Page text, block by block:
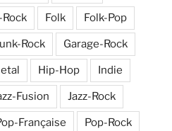
Folk Folk-Pop
Rock Garage-Rock
Hip-Hop Indie
Fusion Jazz-Rock
Française Pop-Rock